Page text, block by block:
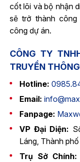
cốt lõi và bộ nhận
sẽ trở thành công
công dự án.
CÔNG TY
TRUYỀN
Hotline:
Email:
Fanpage:
VP Đại Diện:
Láng, Thành
Trụ Sở Chính: